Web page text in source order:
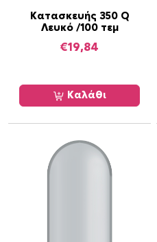
Κατασκευής 350 Q
Λευκό /100 τεμ
€19,84
Καλάθι